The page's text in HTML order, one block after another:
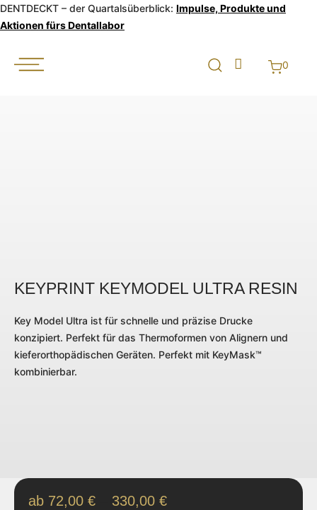
DENTDECKT – der Quartalsüberblick: Impulse, Produkte und
Aktionen fürs Dentallabor
0
KEYPRINT KEYMODEL ULTRA RESIN
Key Model Ultra ist für schnelle und präzise Drucke
konzipiert. Perfekt für das Thermoformen von Alignern und
kieferorthopädischen Geräten. Perfekt mit KeyMask™
kombinierbar.
72,00 € 330,00 €